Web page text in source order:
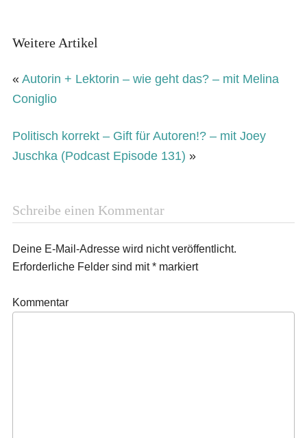
Weitere Artikel
« Autorin + Lektorin – wie geht das? – mit Melina
Coniglio
Politisch korrekt – Gift für Autoren!? – mit Joey
Juschka (Podcast Episode 131) »
Schreibe einen Kommentar
Deine E-Mail-Adresse wird nicht veröffentlicht.
Erforderliche Felder sind mit*markiert
Kommentar